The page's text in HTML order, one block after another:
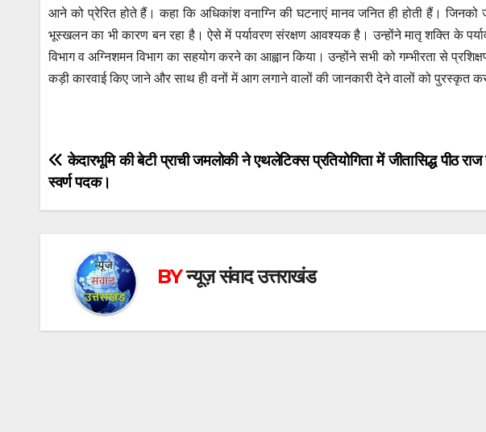
आने को प्रेरित होते हैं। कहा कि अधिकांश वनाग्नि की घटनाएं मानव जनित ही होती हैं।
भूस्खलन का भी कारण बन रहा है। ऐसे में पर्यावरण संरक्षण आवश्यक है। उन्होंने मातृ शक्ति के
विभाग व अग्निशमन विभाग का सहयोग करने का आह्वान किया। उन्होंने सभी को गम्भीरता से
कड़ी कारवाई किए जाने और साथ ही वनों में आग लगाने वालों की जानकारी देने वालों को पुरस्कृत
Post
navigation
सिद्ध पीठ
केदारभूमि की बेटी प्राची जमलोकी ने एथलेटिक्स प्रतियोगिता में जीता
स्वर्ण पदक।
BYन्यूज़ संवाद उत्तराखंड